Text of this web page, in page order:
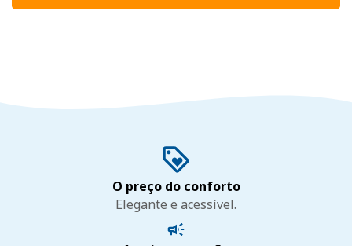
O preço do conforto
Elegante e acessível.